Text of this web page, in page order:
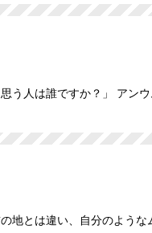
人は誰ですか？」 アン
とは違い、自分のよう